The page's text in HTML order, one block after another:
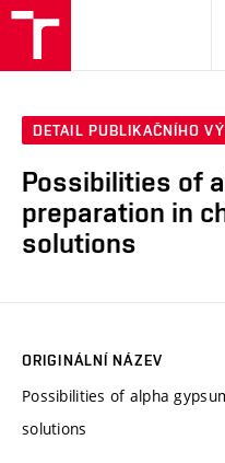
DETAIL PUBLIKAČNÍHO
Possibilities of
preparation in
solutions
ORIGINÁLNÍ NÁZEV
Possibilities of alpha
solutions